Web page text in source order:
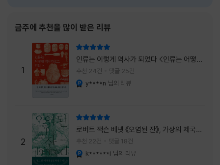
선명하게 그려졌고, 한 편이 끝날 때마다 질문
이 뒤따라왔다. 감출 수 없는 세계는 더 다정할
까 「등껍질」의 세계에서 사람들은 저마다 다른
등껍질을 달고 살아간다. 몸의 일부이면서 한
사람을 표현하는 수단
금주에 추천을 많이 받은 리뷰
1
인류는 이렇게 역사가 되었다 <인류는 어떻게
역사가 되었나>
추천 24건 댓글 25건
y****n 님의 리뷰
2
로버트 잭슨 베넷 《오염된 잔》, 가상의 제국이
주는 실감과 미스터리 사건의 치밀함이 이루어
내는 최상의 시너지...
추천 22건 댓글 18건
k******i 님의 리뷰